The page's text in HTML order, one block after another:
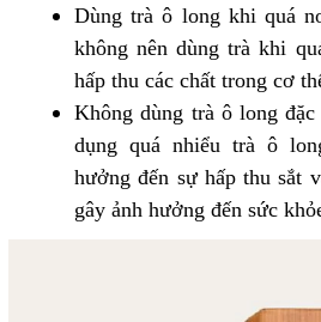
Dùng trà ô long khi quá
không nên dùng trà khi
hấp thu các chất trong cơ
Không dùng trà ô long
dụng quá nhiểu trà ô
hưởng đến sự hấp thu sắt
gây ảnh hưởng đến sức